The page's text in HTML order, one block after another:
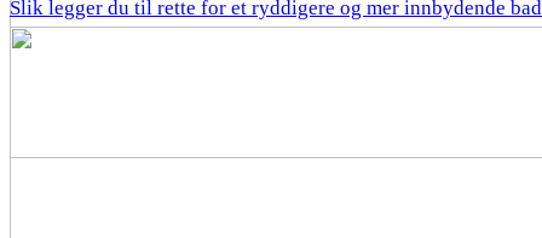
Slik legger du til rette for et ryddigere og mer innbydende bad